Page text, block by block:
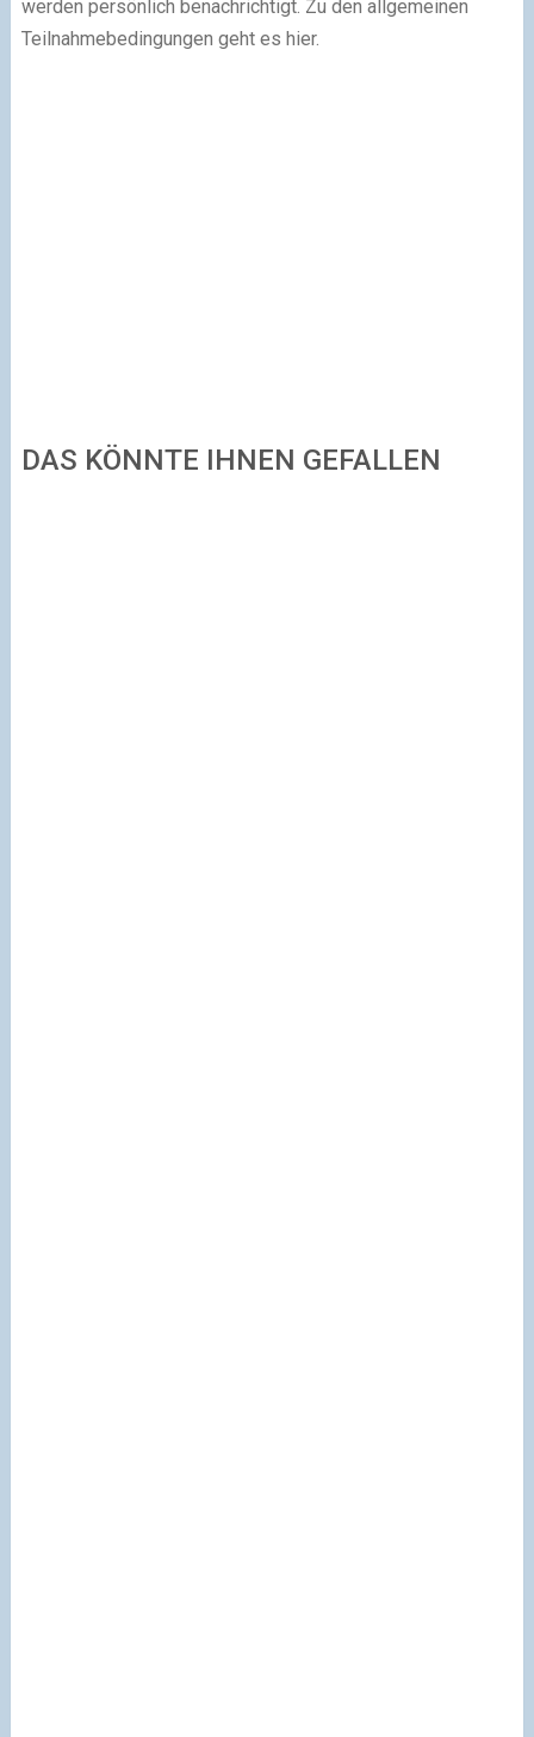
werden persönlich benachrichtigt. Zu den allgemeinen
Teilnahmebedingungen geht es hier.
DAS KÖNNTE IHNEN GEFALLEN